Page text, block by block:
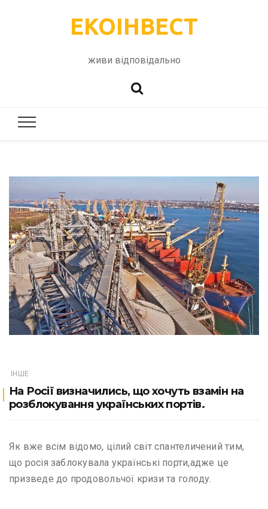
ЕКОІНВЕСТ
живи відповідально
ІНШЕ
На Росії визначились, що хочуть взамін на
розблокування українських портів.
Як вже всім відомо, цілий світ спантеличений тим,
що росія заблокувала українські порти,адже це
призведе до продовольчої кризи та голоду.